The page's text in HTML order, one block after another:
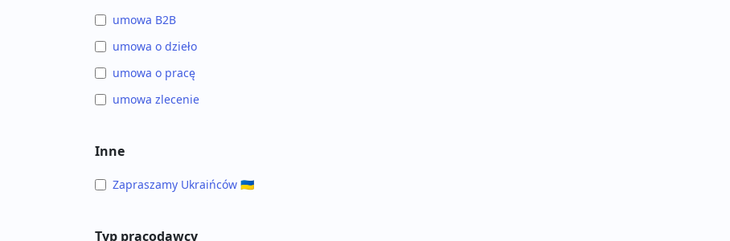
umowa B2B
umowa o dzieło
umowa o pracę
umowa zlecenie
Inne
Zapraszamy Ukraińców 🇺🇦
Typ pracodawcy